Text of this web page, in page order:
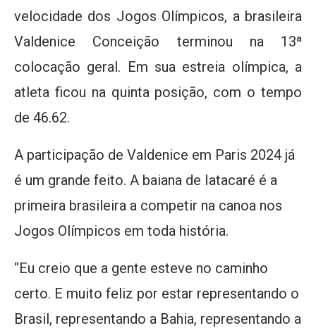
velocidade dos Jogos Olímpicos, a brasileira
Valdenice Conceição terminou na 13ª
colocação geral. Em sua estreia olímpica, a
atleta ficou na quinta posição, com o tempo
de 46.62.
A participação de Valdenice em Paris 2024 já
é um grande feito. A baiana de Iatacaré é a
primeira brasileira a competir na canoa nos
Jogos Olímpicos em toda história.
“Eu creio que a gente esteve no caminho
certo. E muito feliz por estar representando o
Brasil, representando a Bahia, representando a